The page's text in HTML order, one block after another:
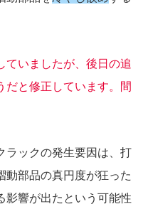
ていましたが、後日の追
だと修正しています。間
ラックの発生要因は、打
動部品の真円度が狂った
影響が出たという可能性